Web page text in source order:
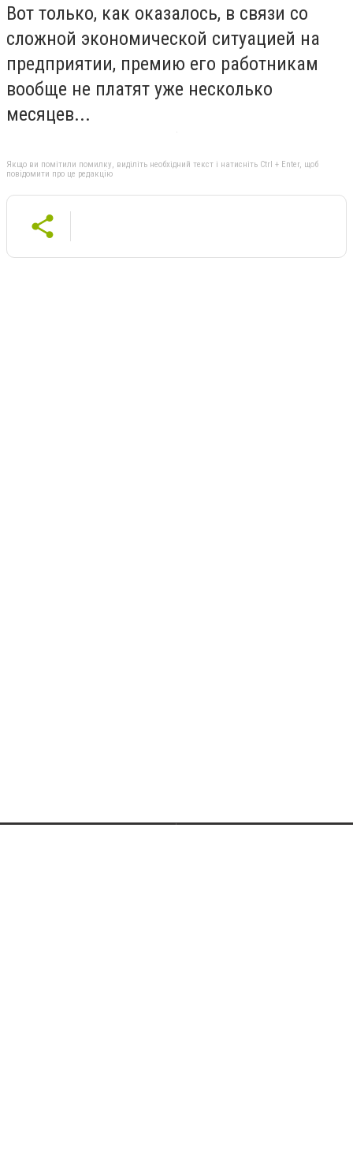
Вот только, как оказалось, в связи со
сложной экономической ситуацией на
предприятии, премию его работникам
вообще не платят уже несколько
месяцев...
Якщо ви помітили помилку, виділіть необхідний текст і натисніть Ctrl + Enter, щоб
повідомити про це редакцію